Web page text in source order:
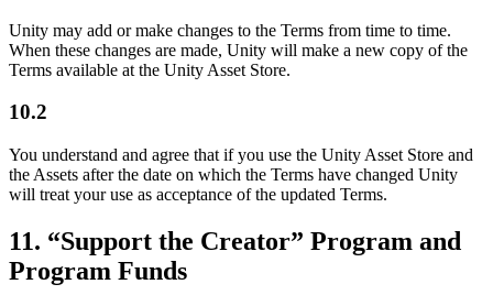
Unity may add or make changes to the Terms from time to time.
When these changes are made, Unity will make a new copy of the
Terms available at the Unity Asset Store.
10.2
You understand and agree that if you use the Unity Asset Store and
the Assets after the date on which the Terms have changed Unity
will treat your use as acceptance of the updated Terms.
11. “Support the Creator” Program and
Program Funds